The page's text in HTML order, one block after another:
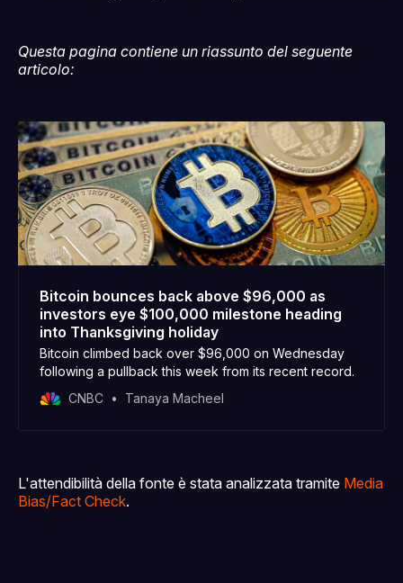
Questa pagina contiene un riassunto del seguente
articolo:
Bitcoin bounces back above $96,000 as
investors eye $100,000 milestone heading
into Thanksgiving holiday
Bitcoin climbed back over $96,000 on Wednesday
following a pullback this week from its recent record.
CNBC
Tanaya Macheel
L'attendibilità della fonte è stata analizzata tramite Media
Bias/Fact Check.